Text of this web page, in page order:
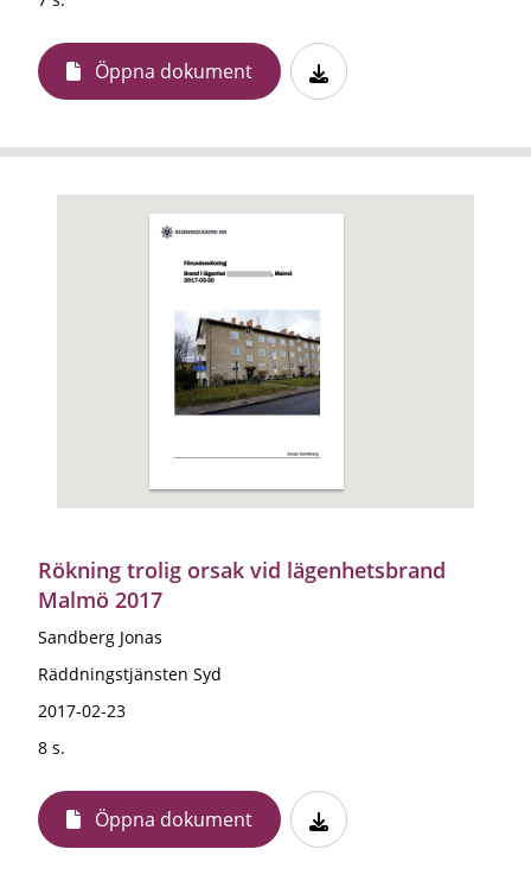
Öppna dokument
Rökning trolig orsak vid lägenhetsbrand
Malmö 2017
Sandberg Jonas
Räddningstjänsten Syd
2017-02-23
8 s.
Öppna dokument